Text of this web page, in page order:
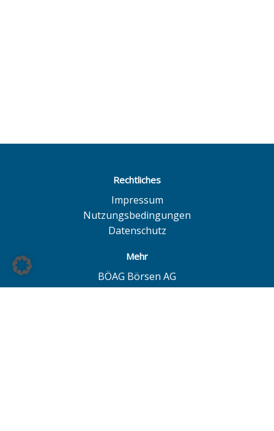
Rechtliches
Impressum
Nutzungsbedingungen
Datenschutz
Mehr
BÖAG Börsen AG
Börse Hamburg